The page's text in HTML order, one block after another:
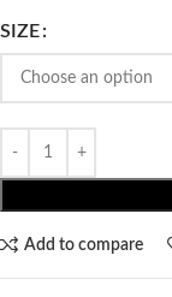
SIZE
Add to compare